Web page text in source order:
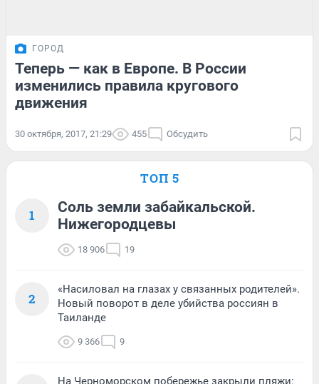
ГОРОД
Теперь — как в Европе. В России
изменились правила кругового
движения
30 октября, 2017, 21:29 455 Обсудить
ТОП 5
1
Соль земли забайкальской.
Нижегородцевы
18 906 19
2
«Насиловал на глазах у связанных родителей».
Новый поворот в деле убийства россиян в
Таиланде
9 366 9
На Черноморском побережье закрыли пляжи: